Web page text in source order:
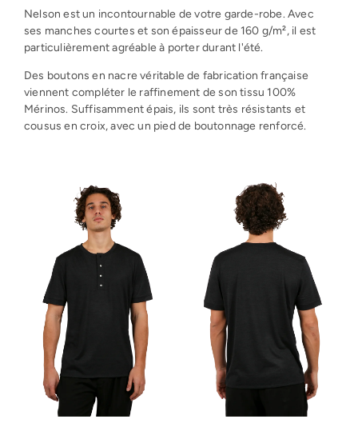
Nelson est un incontournable de votre garde-robe. Avec
ses manches courtes et son épaisseur de 160 g/m², il est
particulièrement agréable à porter durant l'été.
Des boutons en nacre véritable de fabrication française
viennent compléter le raffinement de son tissu 100%
Mérinos. Suffisamment épais, ils sont très résistants et
cousus en croix, avec un pied de boutonnage renforcé.